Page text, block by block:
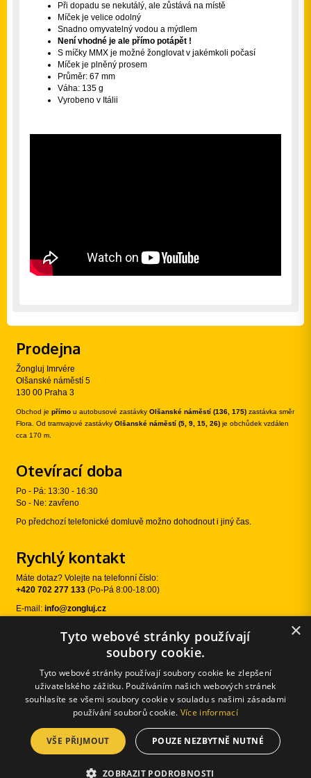
Při dopadu se nekutálý, ale zůstává na místě
Míček je velice odolný
Snadno omyvatelný vodou a mýdlem
Není vhodné je ale přímo potápět !
S míčky MMX je možné žonglovat v jakémkoli počasí
Míček je plněný prosem
Průměr: 67 mm
Váha: 135 g
Vyrobeno v Itálii
Prodejna
Žongluj Imrvére
Olšanské náměstí 5
130 00 Praha 3
Obchod je přímo u autobusové zastávky Olšanské náměstí (136, 175) zastávka směr
Flora. Od tramvajové zastávky Olšanské náměstí (5, 9, 15, 26) je obchůdek vzdálen
cca 170 m.
Otevírací doba
Po - Pá: 13:30 - 16:30
So - Ne: zavřeno
Po předchozí telefonické domluvě možno dohodnout i jiný čas.
Rychlý kontakt
Máte dotaz? Volejte na telefonní číslo:
+420 702 277 133 (Po-Pá 8:00-18:00)
E-mail: info@zongluj.cz
Sledujte nás
© 2026 Žongluj.cz |
Používání cookies|
Změnit nastavení cookies
E-shopové řešení od:
×
Tyto webové stránky používají
soubory cookie.
Tyto webové stránky používají soubory cookie ke zlepšení
uživatelského zážitku. Používáním našich webových stránek
souhlasíte se všemi soubory cookie v souladu s našimi zásadami
používání souborů cookie. Více informací
VŠE PŘIJMOUT POUZE NEZBYTNĚ NUTNÉ
ZOBRAZIT PODROBNOSTI